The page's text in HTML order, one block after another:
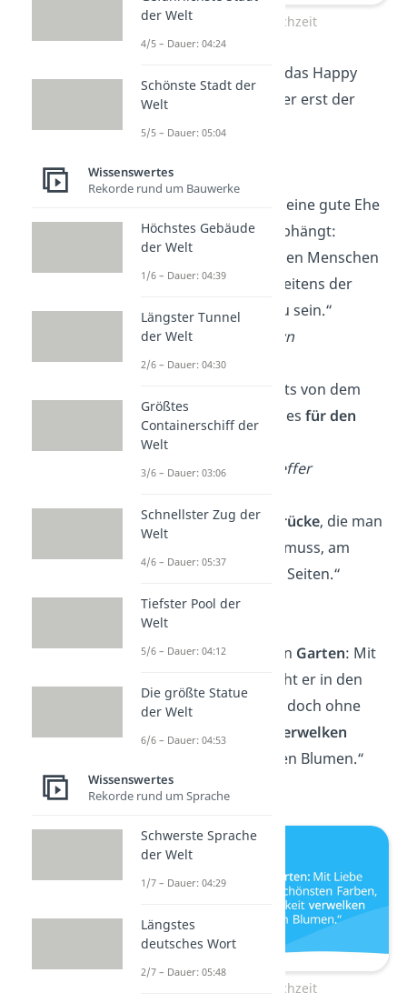
Zitate zur Hochzeit
„Heiraten ist nicht das Happy
End, sondern immer erst der
Anfang.“
„Denk daran, dass eine gute Ehe
von zwei Dingen abhängt:
erstens den richtigen Menschen
zu finden und zweitens der
richtige Mensch
zu sein.“
— Jackson H. Brown
„Die Liebe will nichts von dem
anderen, sie will allesfür den
anderen
— Dietrich Bonhoeffer
„Die Ehe ist eine Brücke, die man
täglich neu bauen muss, am
besten von beiden Seiten.“
— Ulrich Beer
„Eine Ehe ist wie ein Garten: Mit
Liebe gepflegt, blüht er in den
schönsten Farben, doch ohne
Aufmerksamkeit
verwelken
selbst die schönsten Blumen.“
— Johannes Luger
Zitate zur Hochzeit
der Welt
4/5 – Dauer: 04:24
Schönste Stadt der
Welt
5/5 – Dauer: 05:04
Wissenswertes
Rekorde rund um Bauwerke
Höchstes Gebäude
der Welt
1/6 – Dauer: 04:39
Längster Tunnel
der Welt
2/6 – Dauer: 04:30
Größtes
Containerschiff der
Welt
3/6 – Dauer: 03:06
Schnellster Zug der
Welt
4/6 – Dauer: 05:37
Tiefster Pool der
Welt
5/6 – Dauer: 04:12
Die größte Statue
der Welt
6/6 – Dauer: 04:53
Wissenswertes
Rekorde rund um Sprache
Schwerste Sprache
der Welt
1/7 – Dauer: 04:29
Längstes
deutsches Wort
2/7 – Dauer: 05:48